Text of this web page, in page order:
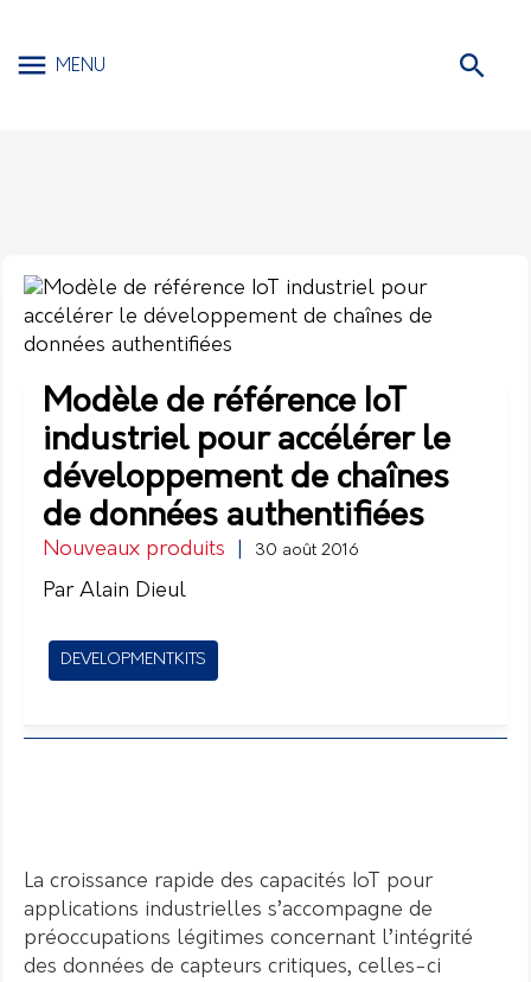
MENU
Modèle de référence IoT
industriel pour accélérer le
développement de chaînes
de données authentifiées
Nouveaux produits 30 août 2016
Par Alain Dieul
DEVELOPMENTKITS
La croissance rapide des capacités IoT pour
applications industrielles s’accompagne de
préoccupations légitimes concernant l’intégrité
des données de capteurs critiques, celles-ci